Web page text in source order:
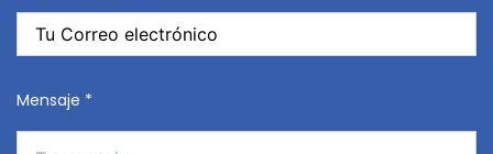
Mensaje *